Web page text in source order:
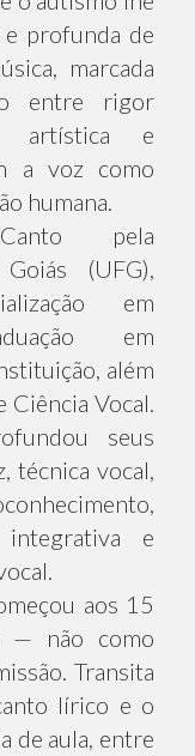
profunda de
marcada
entre rigor
artística e
a voz como
humana.
pela
(UFG),
em
em
além
Ciência Vocal.
seus
técnica vocal,
e
aos 15
— não como
Transita
lírico e o
de aula, entre